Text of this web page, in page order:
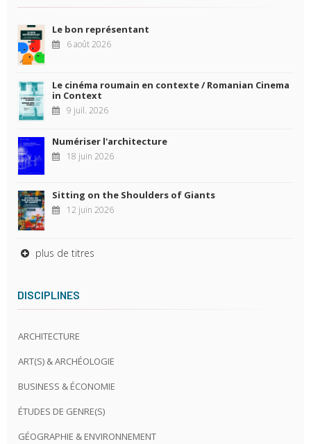
Le bon représentant
6 août 2026
Le cinéma roumain en contexte / Romanian Cinema
in Context
9 juil. 2026
Numériser l'architecture
18 juin 2026
Sitting on the Shoulders of Giants
12 juin 2026
plus de titres
DISCIPLINES
ARCHITECTURE
ART(S) & ARCHÉOLOGIE
BUSINESS & ÉCONOMIE
ÉTUDES DE GENRE(S)
GÉOGRAPHIE & ENVIRONNEMENT